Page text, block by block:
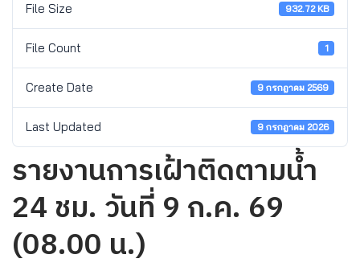
File Size 932.72 KB
File Count 1
Create Date 9 กรกฎาคม 2569
Last Updated 9 กรกฎาคม 2026
รายงานการเฝ้าติดตามน้ำ
24 ชม. วันที่ 9 ก.ค. 69
(08.00 น.)